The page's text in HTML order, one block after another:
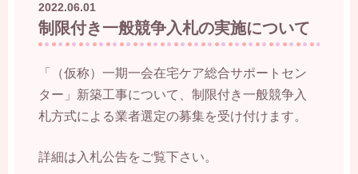
2022.06.01
制限付き一般競争入札の実施について
「（仮称）一期一会在宅ケア総合サポートセン
ター」新築工事について、制限付き一般競争入
札方式による業者選定の募集を受け付けます。
詳細は入札公告をご覧下さい。